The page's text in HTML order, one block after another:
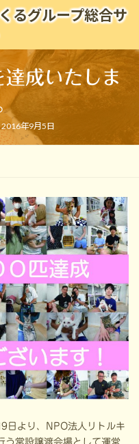
るグループ総合サ
成いたしま
最
終
更
2016年9月5日
日より、NPO法人リトルキ
う常設譲渡会場として運営